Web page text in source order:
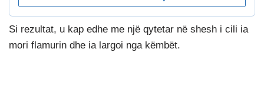
Si rezultat, u kap edhe me një qytetar në shesh i cili ia
mori flamurin dhe ia largoi nga këmbët.